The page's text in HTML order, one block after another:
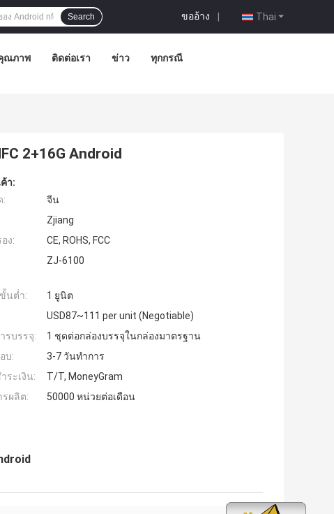
Thai
ขออ้าง |
Search
ณภาพ ติดต่อเรา ข่าว ทุกกรณี
2+16G Android
า:
:
จีน
Zjiang
ง:
CE, ROHS, FCC
ZJ-6100
นต่ำ:
1 ยูนิต
USD87~111 per unit (Negotiable)
รบรรจุ:
1 ชุดต่อกล่องบรรจุในกล่องมาตรฐาน
บ:
3-7 วันทำการ
ระเงิน:
T/T, MoneyGram
รผลิต:
50000 หน่วยต่อเดือน